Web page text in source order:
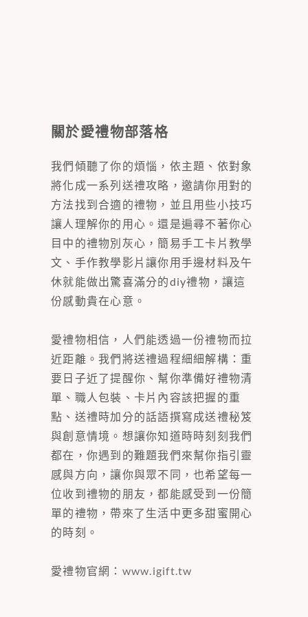
關於愛禮物部落格
我們傾聽了你的煩惱，依主題、依對象
將化成一系列送禮攻略，邀請你用對的
方法找到合適的禮物，並且用些小技巧
讓人理解你的用心。還是遍尋不著你心
目中的禮物別灰心，簡易手工卡片教學
文、手作教學影片讓你用手邊材料及午
休就能做出驚喜滿分的diy禮物，讓這
份感動貴在心意。
愛禮物相信，人們能透過一份禮物而拉
近距離。我們將送禮過程細細解構：重
要日子近了提醒你、幫你準備好禮物清
單、職人包裝、卡片內容該把握的重
點、送禮時加分的話語撰寫成送禮秘笈
與創意情境。想讓你知道時時刻刻我們
都在，你遇到的難題我們來幫你指引靈
感與方向，讓你與眾不同，也希望每一
位收到禮物的朋友，都能感受到一份簡
單的禮物，帶來了生活中更多甜蜜開心
的時刻。
愛禮物官網： www.igift.tw